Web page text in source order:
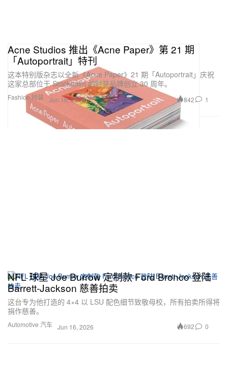
Fashion 时装
Acne Studios 推出《Acne Paper》第 21 期
「Autoportrait」特刊
这本特别版杂志以全新《Acne Paper》21 期「Autoportrait」庆祝
这家总部位于 Stockholm 的时装品牌创立 30 周年。
Jun 16, 2026 842 1
Automotive 汽车
NFL 球星 Joe Burrow 定制款 Ford Bronco 登陆
Barrett-Jackson 慈善拍卖
这台专为他打造的 4×4 以 LSU 配色细节致敬母校，所有拍卖所得将
捐作慈善。
Jun 16, 2026 692 0